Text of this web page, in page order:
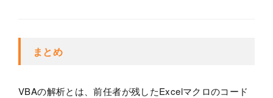
まとめ
VBAの解析とは、前任者が残したExcelマクロのコード